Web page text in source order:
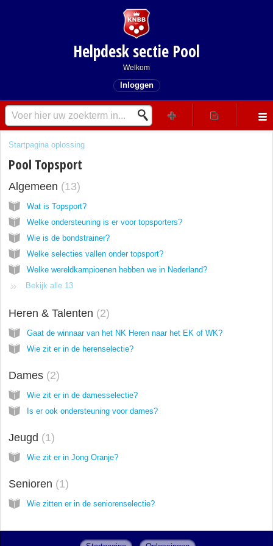
Helpdesk sectie Pool
Welkom
Inloggen
Startpagina oplossing
Pool Topsport
Algemeen 13
Wat is Topsport?
Welke ondersteuning is er voor topsporters?
Wie is de bondstrainer?
Welke selecties vallen onder topsport?
Welke wereldkampioenen hebben we in Nederland?
Bekijk alle 13
Heren & Talenten 2
Gaat de winnaar van het NK Heren naar het EK of WK?
Wie zit er in de herenselectie?
Dames 2
Wie zit er in de damesselectie?
Is er ook ondersteuning voor dames?
Jeugd 1
Wie zit er in Jong Oranje?
Senioren 1
Wie zitten er in de seniorenselectie?